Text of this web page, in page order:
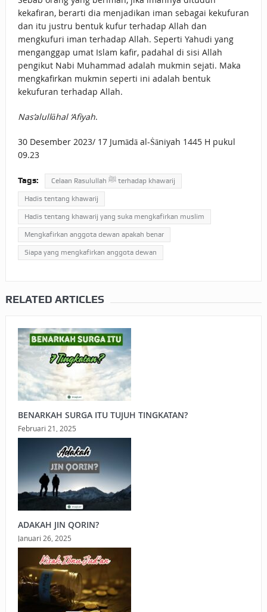
kekafiran, berarti dia menjadikan iman sebagai kekufuran
dan itu justru bentuk kufur terhadap Allah dan
mengkufuri iman terhadap Allah. Seperti Yahudi yang
menganggap umat Islam kafir, padahal di sisi Allah
pengikut Nabi Muhammad adalah mukmin sejati. Maka
mengkafirkan mukmin seperti ini adalah bentuk
kekufuran terhadap Allah.
Nas’alullāhal ‘Afiyah.
30 Desember 2023/ 17 Jumādā al-Ṡāniyah 1445 H pukul
09.23
Tags: Celaan Rasulullah ﷺ terhadap khawarij
Hadis tentang khawarij
Hadis tentang khawarij yang suka mengkafirkan muslim
Mengkafirkan anggota dewan apakah benar
Siapa yang mengkafirkan anggota dewan
RELATED ARTICLES
BENARKAH SURGA ITU TUJUH TINGKATAN?
Februari 21, 2025
ADAKAH JIN QORIN?
Januari 26, 2025